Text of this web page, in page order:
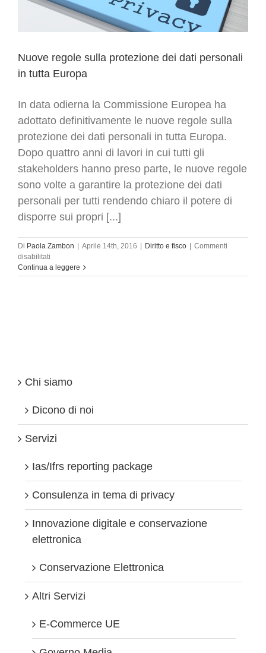
Nuove regole sulla protezione dei dati personali
in tutta Europa
In data odierna la Commissione Europea ha
adottato definitivamente le nuove regole sulla
protezione dei dati personali in tutta Europa.
Dopo quattro anni di lavori in cui tutti gli
stakeholders hanno preso parte, le nuove regole
sono volte a garantire la protezione dei dati
personali per tutti rendendo chiaro il potere di
disporre sui propri [...]
Di Paola Zambon Aprile 14th, 2016 Diritto e fisco
Commenti
disabilitati
Nuove
regole
Continua a leggere
Chi siamo
Dicono di noi
Servizi
Ias/Ifrs reporting package
Consulenza in tema di privacy
Innovazione digitale e conservazione
elettronica
Conservazione Elettronica
Altri Servizi
E-Commerce UE